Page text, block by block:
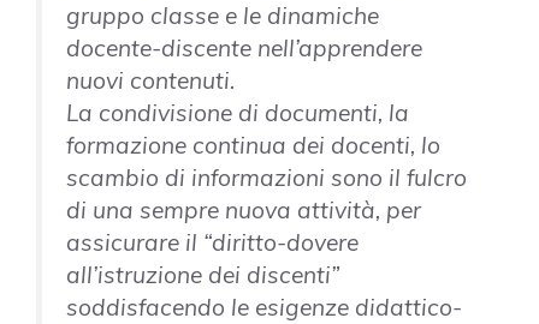
gruppo classe e le dinamiche
docente-discente nell’apprendere
nuovi contenuti.
La condivisione di documenti, la
formazione continua dei docenti, lo
scambio di informazioni sono il fulcro
di una sempre nuova attività, per
assicurare il “diritto-dovere
all’istruzione dei discenti”
soddisfacendo le esigenze didattico-